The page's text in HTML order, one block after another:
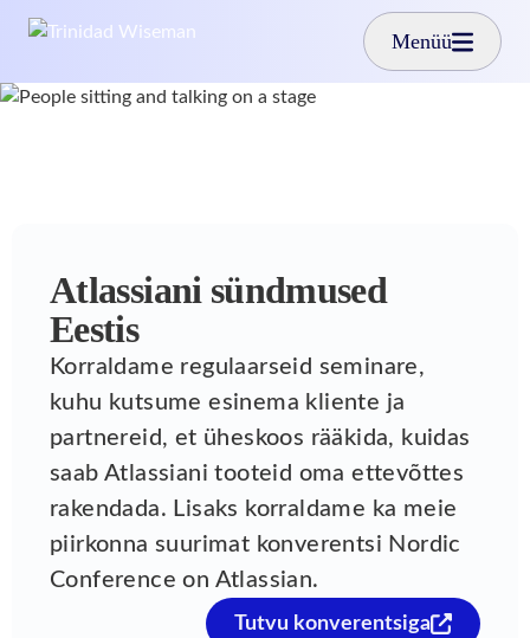
Menüü
Atlassiani sündmused
Eestis
Korraldame regulaarseid seminare,
kuhu kutsume esinema kliente ja
partnereid, et üheskoos rääkida, kuidas
saab Atlassiani tooteid oma ettevõttes
rakendada. Lisaks korraldame ka meie
piirkonna suurimat konverentsi Nordic
Conference on Atlassian.
Tutvu konverentsiga